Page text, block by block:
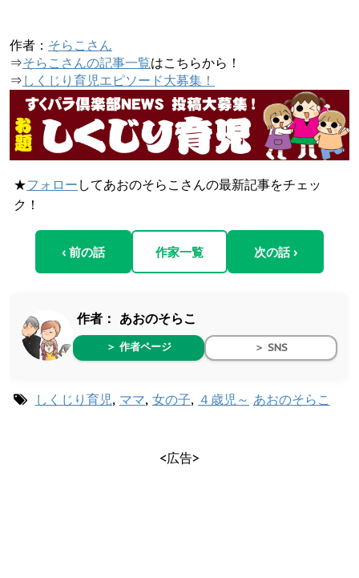
作者： そらこさん
⇒そらこさんの記事一覧はこちらから！
⇒ しくじり育児エピソード大募集！
★フォロー してあおのそらこさんの最新記事をチェッ
ク！
‹ 前の話 作家一覧 次の話 ›
作者： あおのそらこ
＞ 作者ページ ＞ SNS
しくじり育児, ママ, 女の子, ４歳児～ あおのそらこ
<広告>